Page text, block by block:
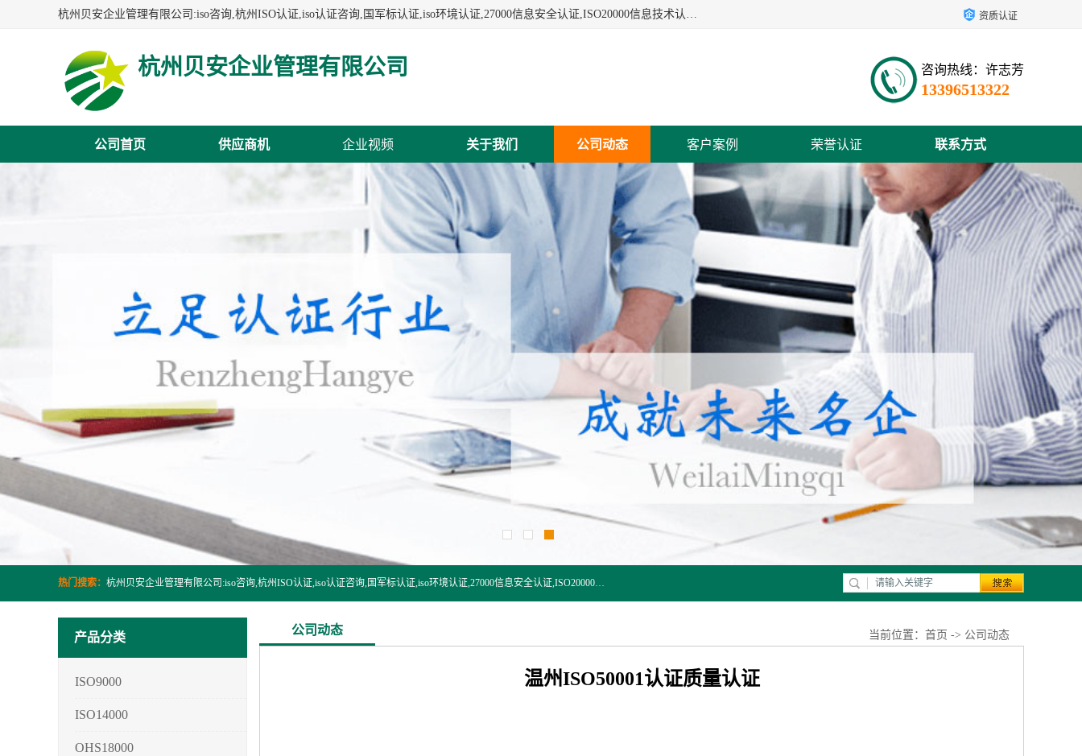
杭州贝安企业管理有限公司:iso咨询,杭州ISO认证,iso认证咨询,国军标认证,iso环境认证,27000信息安全认证,ISO20000信息技术认证,口罩检测报告,32610检测报告,CCRC认证,ISO50001认证,ITSS认证,两化融合认证,出口口罩检测报告等认证代理服务,本公司有近10年的体系咨询经验,能业务覆盖范围南到海南三亚北到新疆阿克苏. 资质认证
杭州贝安企业管理有限公司 咨询热线：许志芳
13396513322
公司首页 供应商机 企业视频 关于我们 公司动态 客户案例 荣誉认证 联系方式
热门搜索： 杭州贝安企业管理有限公司:iso咨询,杭州ISO认证,iso认证咨询,国军标认证,iso环境认证,27000信息安全认证,ISO20000信息技术认证,口罩检测报告,32610检测报告,CCRC认证,ISO50001认证,ITSS认证,两化融合认证,出口口罩检测报告等认证代理服务,本公司有近10年的体系咨询经验,能业务覆盖范围南到海南三亚北到新疆阿克苏.
产品分类
ISO9000
ISO14000
OHS18000
公司动态 当前位置： 首页 -> 公司动态
温州ISO50001认证质量认证